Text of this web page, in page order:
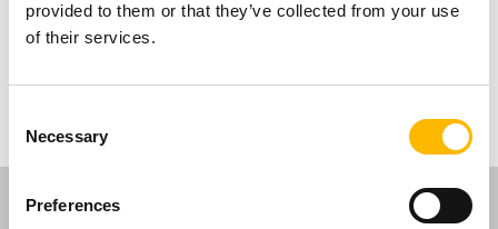
provided to them or that they’ve collected from your use
of their services.
Selection
Necessary
Preferences